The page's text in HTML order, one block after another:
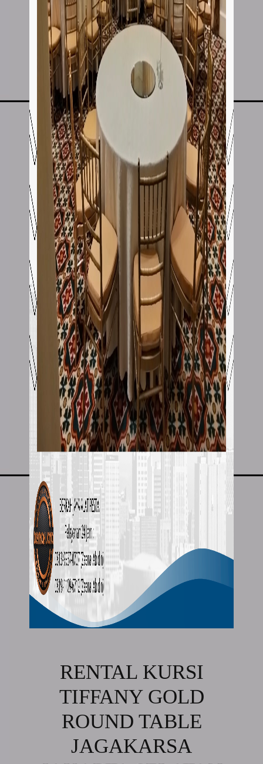
RENTAL KURSI
TIFFANY GOLD
ROUND TABLE
JAGAKARSA